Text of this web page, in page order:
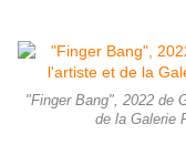
"Finger Bang", 2022 de
de la Galerie